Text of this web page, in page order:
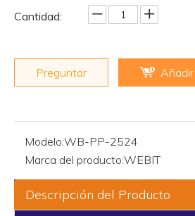
Cantidad:
Preguntar
Modelo:WB-PP-2524
Marca del producto:WEBIT
Descripción del Producto